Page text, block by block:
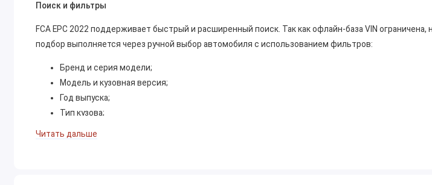
Поиск и фильтры
FCA EPC 2022 поддерживает быстрый и расширенный поиск. Так как офлайн-база VIN ограничена,
подбор выполняется через ручной выбор автомобиля с использованием фильтров:
Бренд и серия модели;
Модель и кузовная версия;
Год выпуска;
Тип кузова;
Тип трансмиссии;
Читать дальше